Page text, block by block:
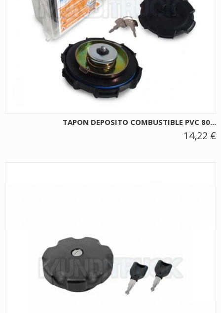
TAPON DEPOSITO COMBUSTIBLE PVC 80...
14,22 €